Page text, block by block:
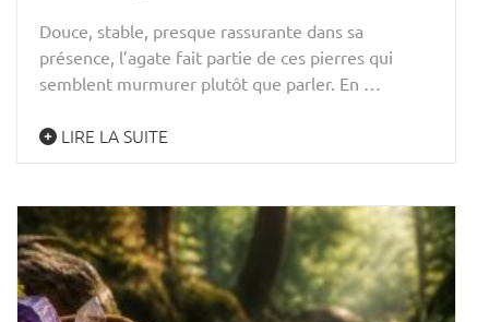
Douce, stable, presque rassurante dans sa
présence, l’agate fait partie de ces pierres qui
semblent murmurer plutôt que parler. En …
LIRE LA SUITE